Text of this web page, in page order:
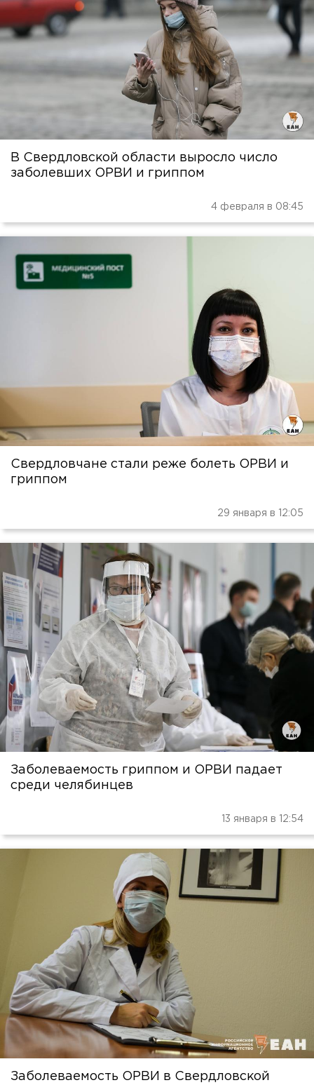
В Свердловской области выросло число
заболевших ОРВИ и гриппом
4 февраля в 08:45
Свердловчане стали реже болеть ОРВИ и
гриппом
29 января в 12:05
Заболеваемость гриппом и ОРВИ падает
среди челябинцев
13 января в 12:54
Заболеваемость ОРВИ в Свердловской